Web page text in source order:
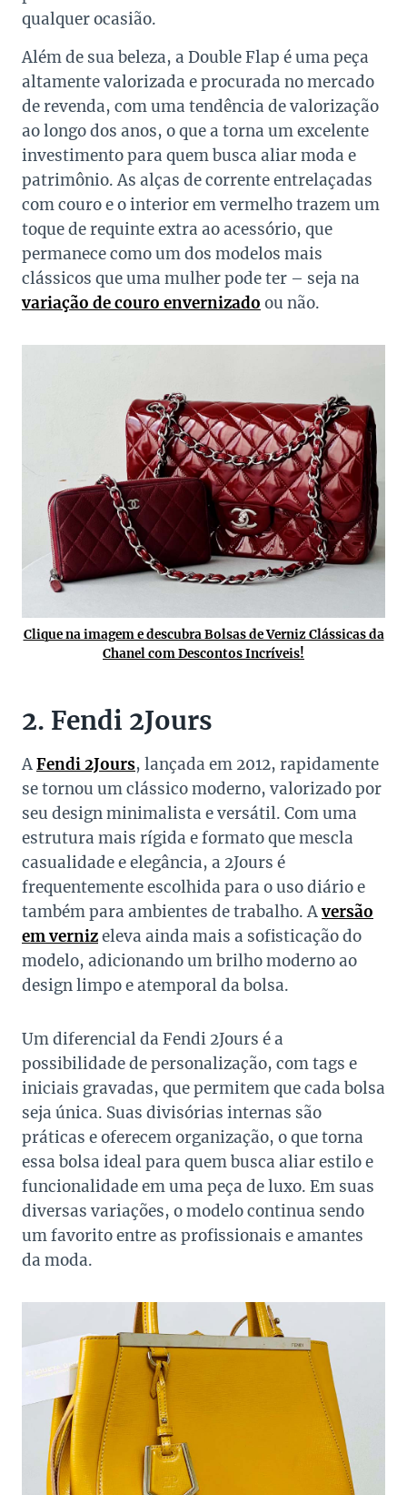
qualquer ocasião.
Além de sua beleza, a Double Flap é uma peça
altamente valorizada e procurada no mercado
de revenda, com uma tendência de valorização
ao longo dos anos, o que a torna um excelente
investimento para quem busca aliar moda e
patrimônio. As alças de corrente entrelaçadas
com couro e o interior em vermelho trazem um
toque de requinte extra ao acessório, que
permanece como um dos modelos mais
clássicos que uma mulher pode ter – seja na
variação de couro envernizado ou não.
Clique na imagem e descubra Bolsas de Verniz Clássicas da
Chanel com Descontos Incríveis!
2. Fendi 2Jours
AFendi 2Jours, lançada em 2012, rapidamente
se tornou um clássico moderno, valorizado por
seu design minimalista e versátil. Com uma
estrutura mais rígida e formato que mescla
casualidade e elegância, a 2Jours é
frequentemente escolhida para o uso diário e
também para ambientes de trabalho. Aversão
em vernizeleva ainda mais a sofisticação do
modelo, adicionando um brilho moderno ao
design limpo e atemporal da bolsa.
Um diferencial da Fendi 2Jours é a
possibilidade de personalização, com tags e
iniciais gravadas, que permitem que cada bolsa
seja única. Suas divisórias internas são
práticas e oferecem organização, o que torna
essa bolsa ideal para quem busca aliar estilo e
funcionalidade em uma peça de luxo. Em suas
diversas variações, o modelo continua sendo
um favorito entre as profissionais e amantes
da moda.